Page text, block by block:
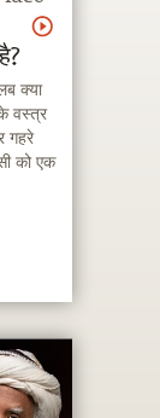
क्या
वस्त्र
गहरे
को एक